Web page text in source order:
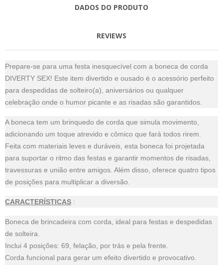
DADOS DO PRODUTO
REVIEWS
Prepare-se para uma festa inesquecível com a boneca de corda
DIVERTY SEX! Este item divertido e ousado é o acessório perfeito
para despedidas de solteiro(a), aniversários ou qualquer
celebração onde o humor picante e as risadas são garantidos.
A boneca tem um brinquedo de corda que simula movimento,
adicionando um toque atrevido e cômico que fará todos rirem.
Feita com materiais leves e duráveis, esta boneca foi projetada
para suportar o ritmo das festas e garantir momentos de risadas,
travessuras e união entre amigos. Além disso, oferece quatro tipos
de posições para multiplicar a diversão.
CARACTERÍSTICAS :
Boneca de brincadeira com corda, ideal para festas e despedidas
de solteira.
Inclui 4 posições: 69, felação, por trás e pela frente.
Corda funcional para gerar um efeito divertido e provocativo.